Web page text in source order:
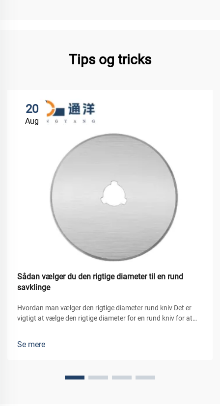
Tips og tricks
20
Aug
Sådan vælger du den rigtige diameter til en rund
savklinge
Hvordan man vælger den rigtige diameter rund kniv Det er
vigtigt at vælge den rigtige diameter for en rund kniv for at
kan...
Se mere